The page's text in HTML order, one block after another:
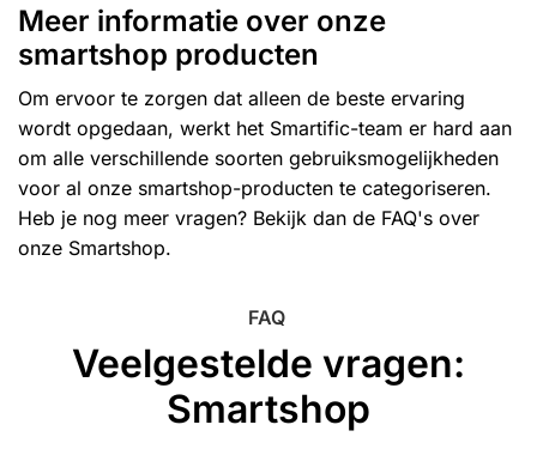
Meer informatie over onze
smartshop producten
Om ervoor te zorgen dat alleen de beste ervaring
wordt opgedaan, werkt het Smartific-team er hard aan
om alle verschillende soorten gebruiksmogelijkheden
voor al onze smartshop-producten te categoriseren.
Heb je nog meer vragen? Bekijk dan de FAQ's over
onze Smartshop.
FAQ
Veelgestelde vragen:
Smartshop